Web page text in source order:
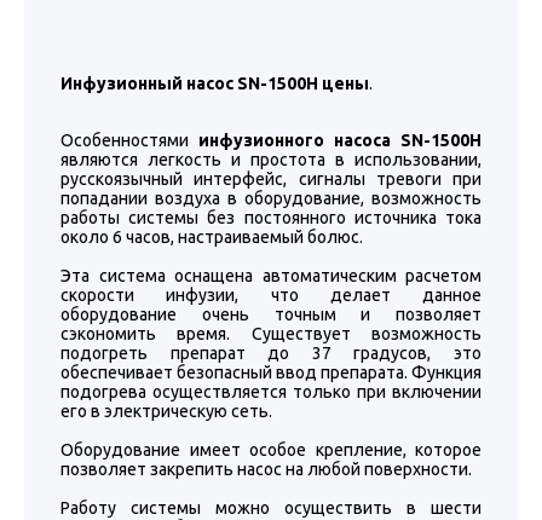
Инфузионный насос SN-1500H цены.
Особенностями инфузионного насоса SN-1500H
являются легкость и простота в использовании,
русскоязычный интерфейс, сигналы тревоги при
попадании воздуха в оборудование, возможность
работы системы без постоянного источника тока
около 6 часов, настраиваемый болюс.
Эта система оснащена автоматическим расчетом
скорости инфузии, что делает данное
оборудование очень точным и позволяет
сэкономить время. Существует возможность
подогреть препарат до 37 градусов, это
обеспечивает безопасный ввод препарата. Функция
подогрева осуществляется только при включении
его в электрическую сеть.
Оборудование имеет особое крепление, которое
позволяет закрепить насос на любой поверхности.
Работу системы можно осуществить в шести